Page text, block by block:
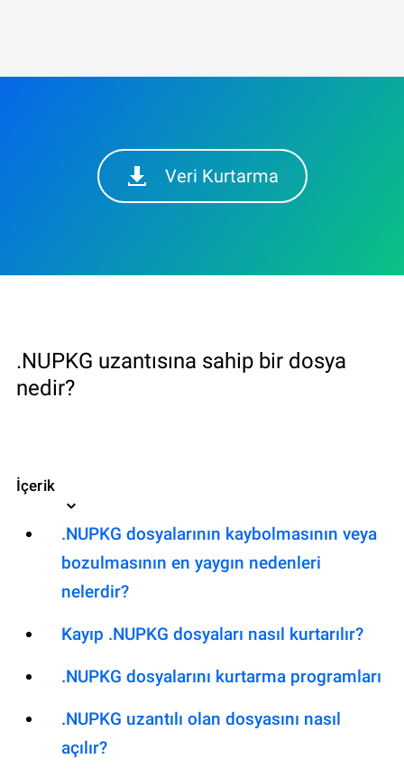
Veri Kurtarma
.NUPKG uzantısına sahip bir dosya
nedir?
İçerik
.NUPKG dosyalarının kaybolmasının veya
bozulmasının en yaygın nedenleri
nelerdir?
Kayıp .NUPKG dosyaları nasıl kurtarılır?
.NUPKG dosyalarını kurtarma programları
.NUPKG uzantılı olan dosyasını nasıl
açılır?